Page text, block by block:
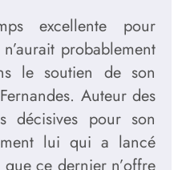
excellente pour
probablement
le soutien de son
Auteur des
décisives pour son
lui qui a lancé